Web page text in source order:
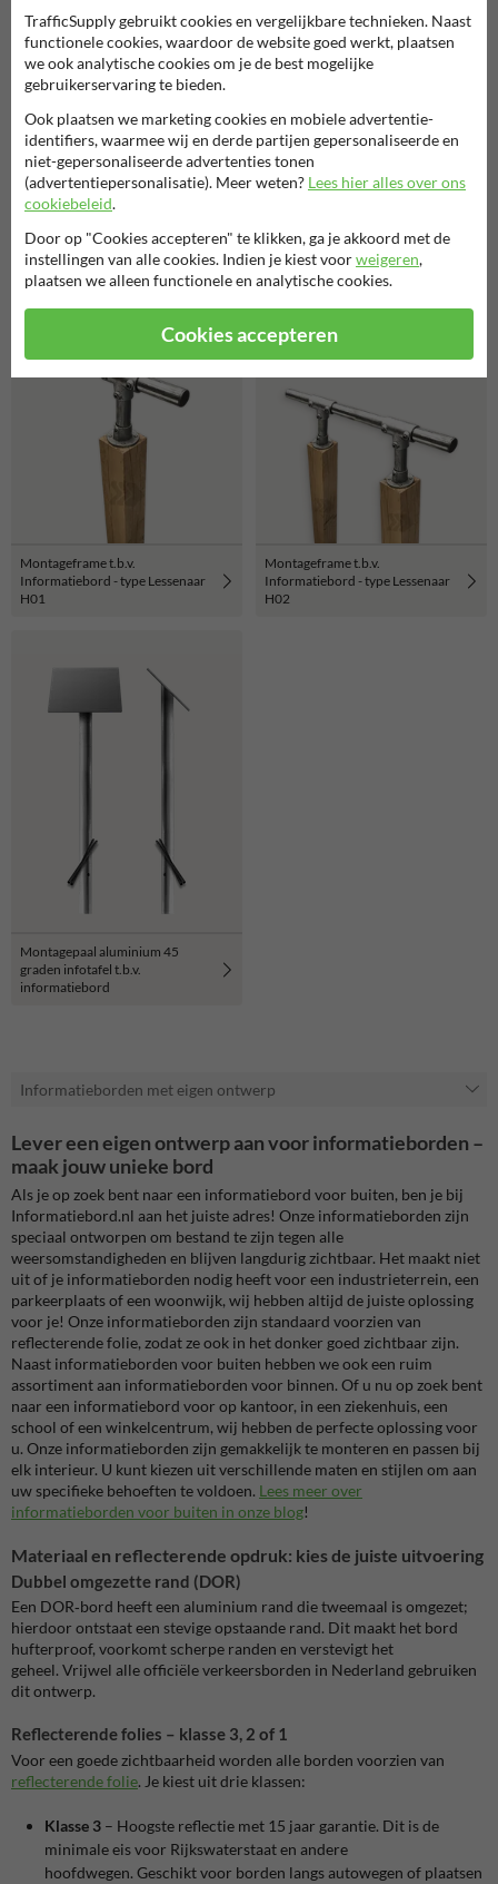
Trespa (volkern) bordpaneel -
met eigen ontwerp
Verkeersbord aluminium
dubbel omgezette rand
Gerelateerde producten
Montageframe t.b.v.
Informatiebord - type Lessenaar
H01
Montageframe t.b.v.
Informatiebord - type Lessenaar
H02
Montagepaal aluminium 45
graden infotafel t.b.v.
informatiebord
Informatieborden met eigen ontwerp
Lever een eigen ontwerp aan voor informatieborden –
maak jouw unieke bord
Als je op zoek bent naar een informatiebord voor buiten, ben je bij
Informatiebord.nl aan het juiste adres! Onze informatieborden zijn
speciaal ontworpen om bestand te zijn tegen alle
weersomstandigheden en blijven langdurig zichtbaar. Het maakt niet
uit of je informatieborden nodig heeft voor een industrieterrein, een
parkeerplaats of een woonwijk, wij hebben altijd de juiste oplossing
voor je! Onze informatieborden zijn standaard voorzien van
reflecterende folie, zodat ze ook in het donker goed zichtbaar zijn.
Naast informatieborden voor buiten hebben we ook een ruim
assortiment aan informatieborden voor binnen. Of u nu op zoek bent
naar een informatiebord voor op kantoor, in een ziekenhuis, een
school of een winkelcentrum, wij hebben de perfecte oplossing voor
u. Onze informatieborden zijn gemakkelijk te monteren en passen bij
elk interieur. U kunt kiezen uit verschillende maten en stijlen om aan
uw specifieke behoeften te voldoen. Lees meer over
informatieborden voor buiten in onze blog!
Materiaal en reflecterende opdruk: kies de juiste uitvoering
Dubbel omgezette rand (DOR)
Een DOR‑bord heeft een aluminium rand die tweemaal is omgezet;
hierdoor ontstaat een stevige opstaande rand. Dit maakt het bord
hufterproof, voorkomt scherpe randen en verstevigt het
geheel. Vrijwel alle officiële verkeersborden in Nederland gebruiken
dit ontwerp.
Reflecterende folies – klasse 3, 2 of 1
Voor een goede zichtbaarheid worden alle borden voorzien van
reflecterende folie. Je kiest uit drie klassen:
Klasse 3 – Hoogste reflectie met 15 jaar garantie. Dit is de
minimale eis voor Rijkswaterstaat en andere
hoofdwegen. Geschikt voor borden langs autowegen of plaatsen
TrafficSupply gebruikt cookies en vergelijkbare technieken. Naast
functionele cookies, waardoor de website goed werkt, plaatsen
we ook analytische cookies om je de best mogelijke
gebruikerservaring te bieden.
Ook plaatsen we marketing cookies en mobiele advertentie-
identifiers, waarmee wij en derde partijen gepersonaliseerde en
niet-gepersonaliseerde advertenties tonen
(advertentiepersonalisatie). Meer weten? Lees hier alles over ons
cookiebeleid.
Door op "Cookies accepteren" te klikken, ga je akkoord met de
instellingen van alle cookies. Indien je kiest voorweigeren,
plaatsen we alleen functionele en analytische cookies.
Cookies accepteren